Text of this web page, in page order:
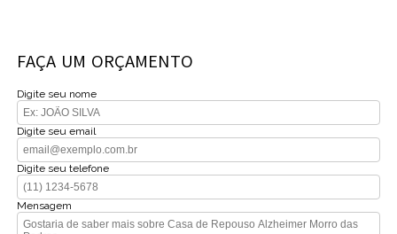
FAÇA UM ORÇAMENTO
Digite seu nome
Digite seu email
Digite seu telefone
Mensagem